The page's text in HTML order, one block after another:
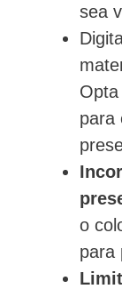
sea
para
o
para